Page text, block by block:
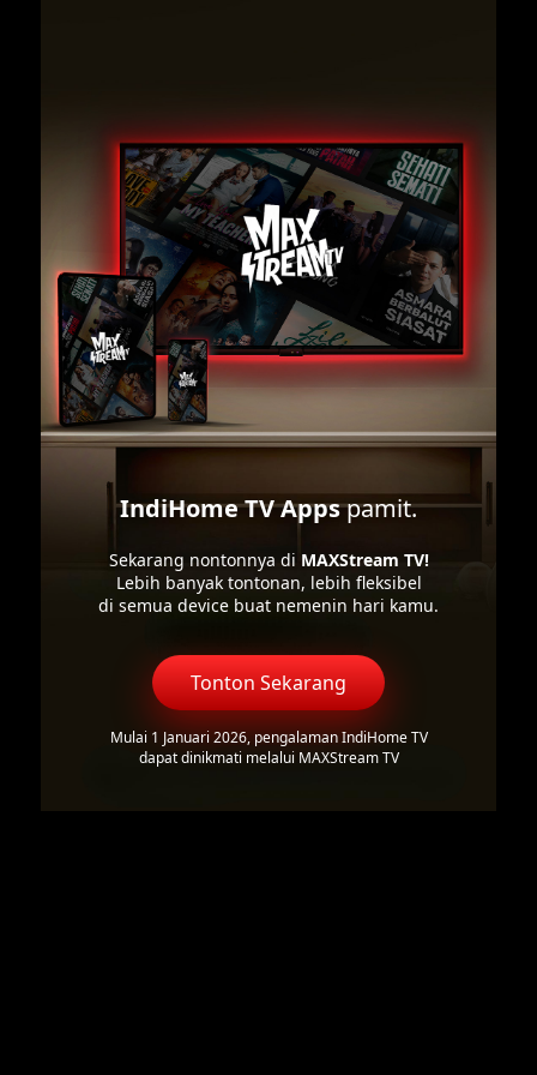
IndiHome TV Appspamit.
Sekarang nontonnya di MAXStream TV!
Lebih banyak tontonan, lebih fleksibel
di semua device buat nemenin hari kamu.
Tonton Sekarang
Mulai 1 Januari 2026, pengalaman IndiHome TV
dapat dinikmati melalui MAXStream TV